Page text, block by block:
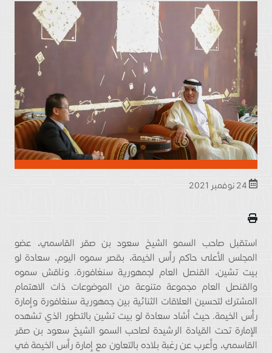
استقبل صاحب السمو الشيخ سعود بن صقر القاسمي، عضو
المجلس الأعلى حاكم رأس الخيمة، بقصر سموه اليوم، سعادة لو
بيت تشين، القنصل العام لجمهورية سنغافورة. وناقش سموه
والقنصل العام مجموعة متنوعة من الموضوعات ذات الاهتمام
المشترك لتحسين العلاقات الثنائية بين جمهورية سنغافورة وإمارة
رأس الخيمة. حيث أشاد سعادة لو بيت تشين بالتطور الذي تشهده
الإمارة تحت القيادة الرشيدة لصاحب السمو الشيخ سعود بن صقر
القاسمي، وأعرب عن رغبة بلاده بالتعاون مع إمارة رأس الخيمة في